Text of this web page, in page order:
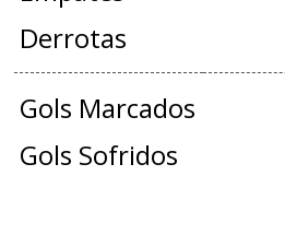
Derrotas
Gols Marcados
Gols Sofridos